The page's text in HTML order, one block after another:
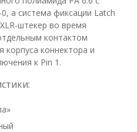
а система фиксации Latch
штекер во время
контактом
корпуса коннектора и
к Pin 1.